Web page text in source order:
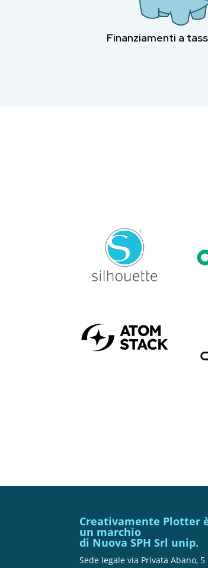
Finanziamenti a
Creativamente Plotter
un marchio
di Nuova SPH Srl unip.
Sede legale via Privata Abano, 5